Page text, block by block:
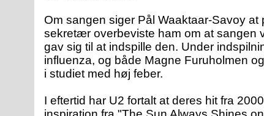
Om sangen siger Pål Waaktaar-Savoy
sekretær overbeviste ham om at sangen
gav sig til at indspille den. Under
influenza, og både Magne Furuholmen
i studiet med høj feber.
I eftertid har U2 fortalt at deres hit fra